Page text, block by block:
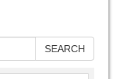
SEARCH